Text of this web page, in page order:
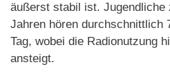
äußerst stabil ist. Jugendliche
Jahren hören durchschnittlich
Tag, wobei die Radionutzung
ansteigt.